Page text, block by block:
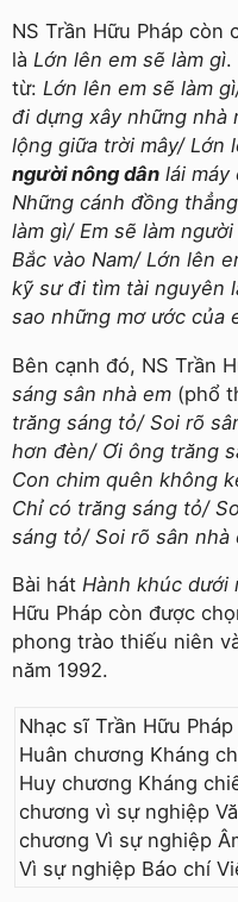
NS Trần Hữu Pháp
là Lớn lên em sẽ làm gì.
từ: Lớn lên em sẽ làm
đi dựng xây những nhà
lộng giữa trời mây/ Lớn
người nông dân lái máy
Những cánh đồng
làm gì/ Em sẽ làm
Bắc vào Nam/ Lớn lên
kỹ sư đi tìm tài nguyên
sao những mơ ước của
Bên cạnh đó, NS Trần
sáng sân nhà em (phổ
trăng sáng tỏ/ Soi rõ
hơn đèn/ Ơi ông trăng
Con chim quên không
Chỉ có trăng sáng tỏ/
sáng tỏ/ Soi rõ sân nhà
Bài hát Hành khúc dưới
Hữu Pháp còn được
phong trào thiếu niên
năm 1992.
Nhạc sĩ Trần Hữu
Huân chương Kháng
Huy chương Kháng
chương vì sự nghiệp
chương Vì sự nghiệp
Vì sự nghiệp Báo chí